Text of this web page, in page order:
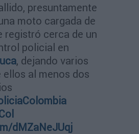
presuntamente
moto cargada de
registró cerca de un
policial en
, dejando varios
ellos al menos dos
dMZaNeJUqj